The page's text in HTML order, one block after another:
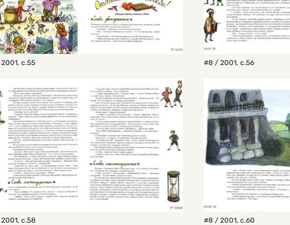
, с.55 #8 / 2001, с.56
, с.58 #8 / 2001, с.60